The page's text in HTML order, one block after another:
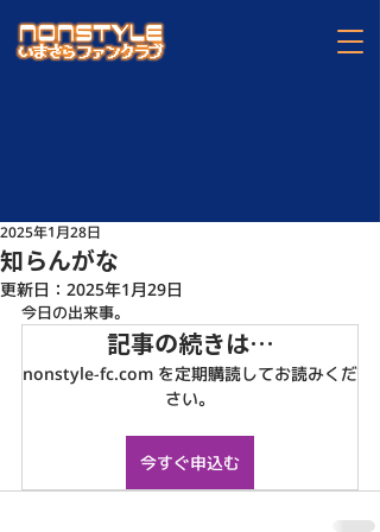
知らんがな
2025年1月28日
更新日： 2025年1月29日
今日の出来事。
記事の続きは…
nonstyle-fc.com を定期購読してお読みくだ
さい。
今すぐ申込む